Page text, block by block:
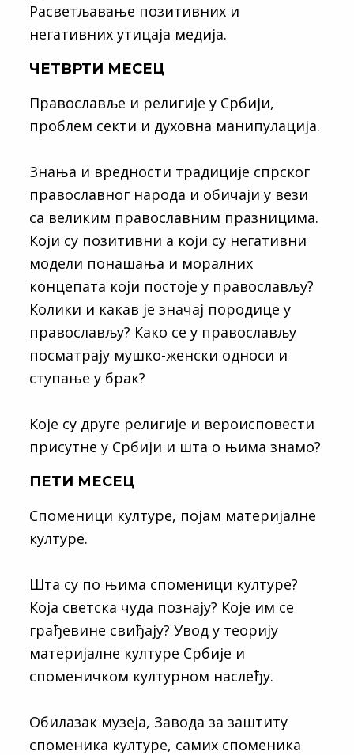
Расветљавање позитивних и
негативних утицаја медија.
ЧЕТВРТИ МЕСЕЦ
Православље и религије у Србији,
проблем секти и духовна манипулација.
Знања и вредности традиције спрског
православног народа и обичаји у вези
са великим православним празницима.
Који су позитивни а који су негативни
модели понашања и моралних
концепата који постоје у православљу?
Колики и какав је значај породице у
православљу? Како се у православљу
посматрају мушко-женски односи и
ступање у брак?
Које су друге религије и вероисповести
присутне у Србији и шта о њима знамо?
ПЕТИ МЕСЕЦ
Споменици културе, појам материјалне
културе.
Шта су по њима споменици културе?
Која светска чуда познају? Које им се
грађевине свиђају? Увод у теорију
материјалне културе Србије и
споменичком културном наслеђу.
Обилазак музеја, Завода за заштиту
споменика културе, самих споменика